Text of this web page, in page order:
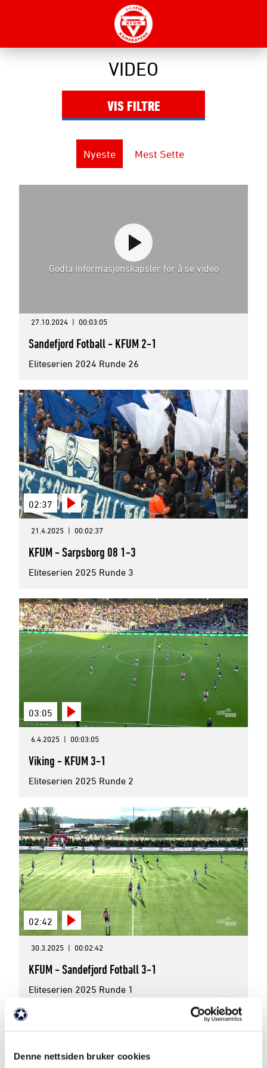
Denne nettsiden bruker cookies
VIDEO
Nyeste Mest Sette
Godta informasjonskapsler for å se video
27.10.2024 | 00:03:05
Sandefjord Fotball - KFUM 2-1
Eliteserien 2024 Runde 26
02:37
21.4.2025 | 00:02:37
KFUM - Sarpsborg 08 1-3
Eliteserien 2025 Runde 3
03:05
6.4.2025 | 00:03:05
Viking - KFUM 3-1
Eliteserien 2025 Runde 2
02:42
30.3.2025 | 00:02:42
KFUM - Sandefjord Fotball 3-1
Eliteserien 2025 Runde 1
VISFILTRE